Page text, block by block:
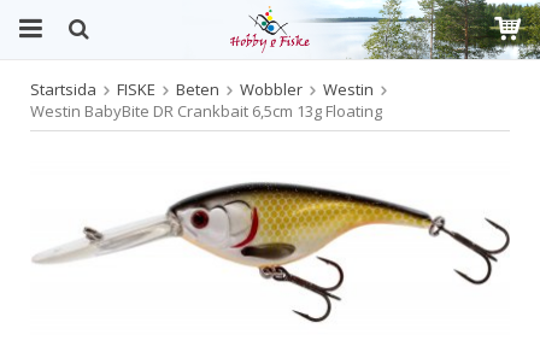
Produkten har blivit tillagd i varukorgen
Startsida FISKE Beten Wobbler
Westin
Westin BabyBite DR Crankbait 6,5cm 13g Floating